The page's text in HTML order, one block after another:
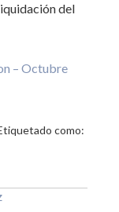
del
– Octubre
como: